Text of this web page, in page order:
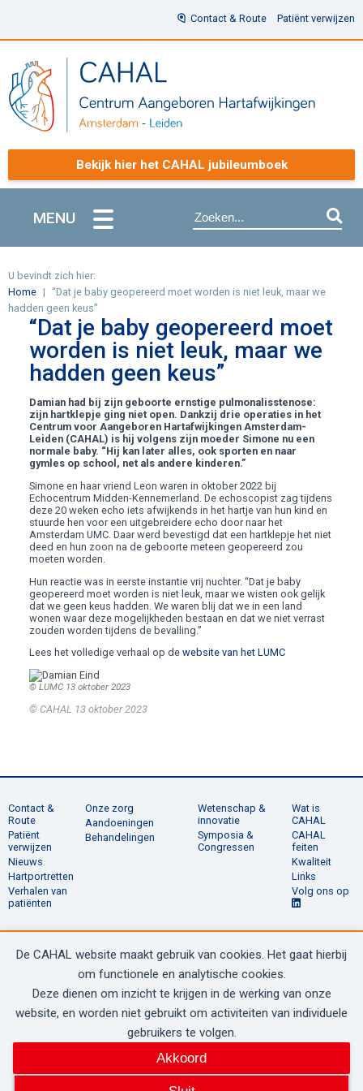
De CAHAL website maakt gebruik van cookies. Het gaat hierbij
om functionele en analytische cookies.
Deze dienen om inzicht te krijgen in de werking van onze
website, en worden niet gebruikt om activiteiten van individuele
gebruikers te volgen.
Akkoord
Contact & Route Patiënt verwijzen
Bekijk hier het CAHAL jubileumboek
MENU
U bevindt zich hier:
Home
“Dat je baby geopereerd moet worden is niet leuk, maar we
hadden geen keus”
“Dat je baby geopereerd moet
worden is niet leuk, maar we
hadden geen keus”
Damian had bij zijn geboorte ernstige pulmonalisstenose:
zijn hartklepje ging niet open. Dankzij drie operaties in het
Centrum voor Aangeboren Hartafwijkingen Amsterdam-
Leiden (CAHAL) is hij volgens zijn moeder Simone nu een
normale baby. “Hij kan later alles, ook sporten en naar
gymles op school, net als andere kinderen.”
Simone en haar vriend Leon waren in oktober 2022 bij
Echocentrum Midden-Kennemerland. De echoscopist zag tijdens
deze 20 weken echo iets afwijkends in het hartje van hun kind en
stuurde hen voor een uitgebreidere echo door naar het
Amsterdam UMC. Daar werd bevestigd dat een hartklepje het niet
deed en hun zoon na de geboorte meteen geopereerd zou
moeten worden.
Hun reactie was in eerste instantie vrij nuchter. “Dat je baby
geopereerd moet worden is niet leuk, maar we wisten ook gelijk
dat we geen keus hadden. We waren blij dat we in een land
wonen waar deze mogelijkheden bestaan en dat we niet verrast
zouden worden tijdens de bevalling.”
Lees het volledige verhaal op de website van het LUMC
© LUMC 13 oktober 2023
© CAHAL 13 oktober 2023
Contact &
Route
Patiënt
verwijzen
Nieuws
Hartportretten
Verhalen van
patiënten
Onze zorg
Aandoeningen
Behandelingen
Wetenschap &
innovatie
Symposia &
Congressen
Wat is
CAHAL
CAHAL
feiten
Kwaliteit
Links
Volg ons op
© 2020 - 2026 CAHAL
SITEMAP